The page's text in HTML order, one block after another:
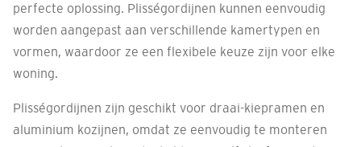
perfecte oplossing. Plisségordijnen kunnen eenvoudig
worden aangepast aan verschillende kamertypen en
vormen, waardoor ze een flexibele keuze zijn voor elke
woning.
Plisségordijnen zijn geschikt voor draai-kiepramen en
aluminium kozijnen, omdat ze eenvoudig te monteren